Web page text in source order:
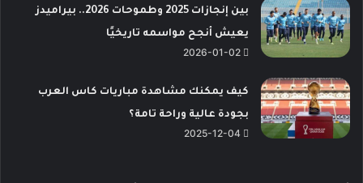
بين إنجازات 2025 وطموحات 2026.. بيراميدز
يعيش أنجح مواسمه تاريخيًا
2026-01-02
كيف يمكنك مشاهدة مباريات كاس العرب
بجودة عالية وراحة تامة؟
2025-12-04